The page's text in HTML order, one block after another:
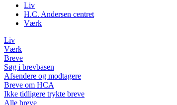
Liv
H.C. Andersen centret
Værk
Liv
Værk
Breve
Søg i brevbasen
Afsendere og modtagere
Breve om HCA
Ikke tidligere trykte breve
Alle breve